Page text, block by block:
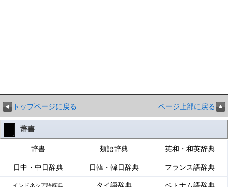
トップページに戻る ページ上部に戻る
辞書
辞書 類語辞典 英和・和英辞典
日中・中日辞典 日韓・韓日辞典 フランス語辞典
インドネシア語辞典